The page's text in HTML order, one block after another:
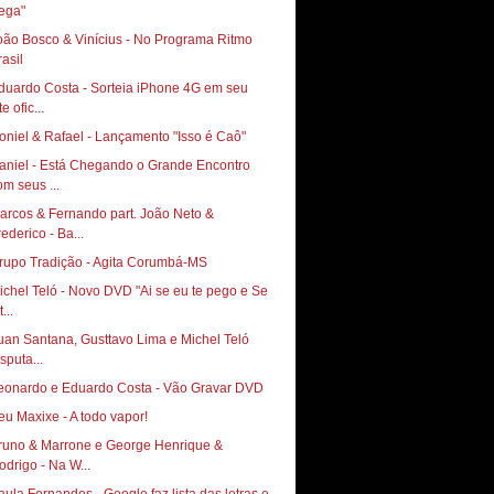
Bosco & Vinícius - No Programa Ritmo
Costa - Sorteia iPhone 4G em seu
ofic...
& Rafael - Lançamento "Isso é Caô"
- Está Chegando o Grande Encontro
seus ...
& Fernando part. João Neto &
- Ba...
Tradição - Agita Corumbá-MS
Teló - Novo DVD "Ai se eu te pego e Se
Santana, Gusttavo Lima e Michel Teló
e Eduardo Costa - Vão Gravar DVD
Seu Maxixe - A todo vapor!‏
& Marrone e George Henrique &
- Na W...